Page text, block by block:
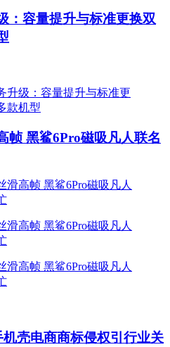
：容量提升与标准更换双
帧 黑鲨6Pro磁吸凡人联名
壳电商商标侵权引行业关